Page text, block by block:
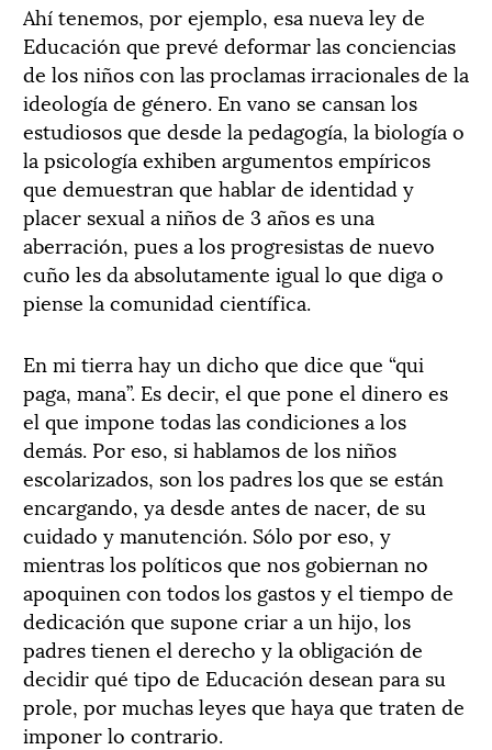
Ahí tenemos, por ejemplo, esa nueva ley de
Educación que prevé deformar las conciencias
de los niños con las proclamas irracionales de la
ideología de género. En vano se cansan los
estudiosos que desde la pedagogía, la biología o
la psicología exhiben argumentos empíricos
que demuestran que hablar de identidad y
placer sexual a niños de 3 años es una
aberración, pues a los progresistas de nuevo
cuño les da absolutamente igual lo que diga o
piense la comunidad científica.
En mi tierra hay un dicho que dice que “qui
paga, mana”. Es decir, el que pone el dinero es
el que impone todas las condiciones a los
demás. Por eso, si hablamos de los niños
escolarizados, son los padres los que se están
encargando, ya desde antes de nacer, de su
cuidado y manutención. Sólo por eso, y
mientras los políticos que nos gobiernan no
apoquinen con todos los gastos y el tiempo de
dedicación que supone criar a un hijo, los
padres tienen el derecho y la obligación de
decidir qué tipo de Educación desean para su
prole, por muchas leyes que haya que traten de
imponer lo contrario.